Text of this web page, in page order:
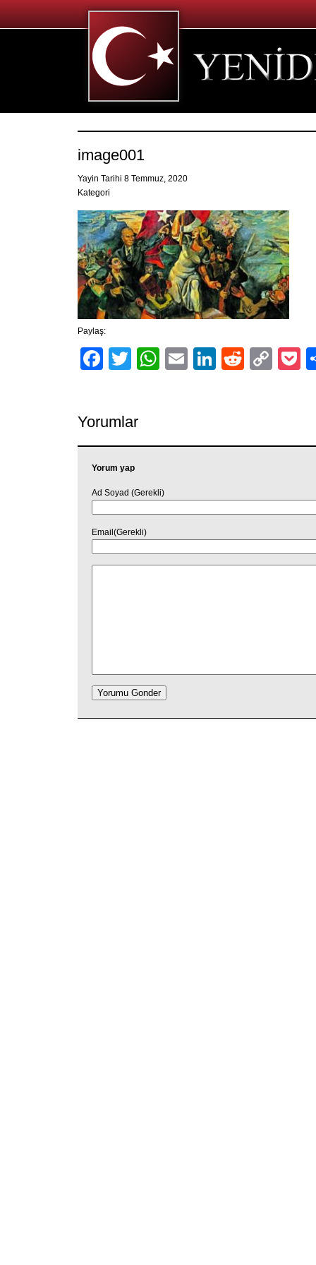
image001
Yayin Tarihi 8 Temmuz, 2020
Kategori
Paylaş:
Facebook
TwitterWhatsApp
EmailLinkedIn
Reddit
Yorumlar
Yorum yap
Ad Soyad (Gerekli)
Email(Gerekli)